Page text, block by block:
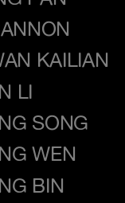
KAILIAN
LI
SONG
WEN
BIN